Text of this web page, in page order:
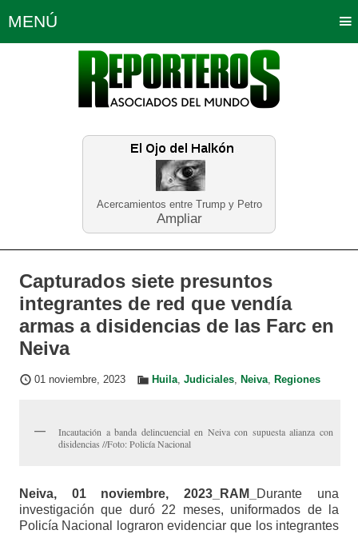
Acercamientos entre Trump y Petro
Ampliar
MENÚ
Política Opinión Bogotá
Planeta Tierra Deportes
Educación Neira
Capturados siete presuntos
integrantes de red que vendía
armas a disidencias de las Farc en
Neiva
01 noviembre, 2023 Huila, Judiciales, Neiva, Regiones
Incautación a banda delincuencial en Neiva con supuesta alianza con
disidencias //Foto: Policía Nacional
Neiva, 01 noviembre, 2023_RAM_
Durante una
investigación que duró 22 meses, uniformados de la
Policía Nacional lograron evidenciar que los integrantes